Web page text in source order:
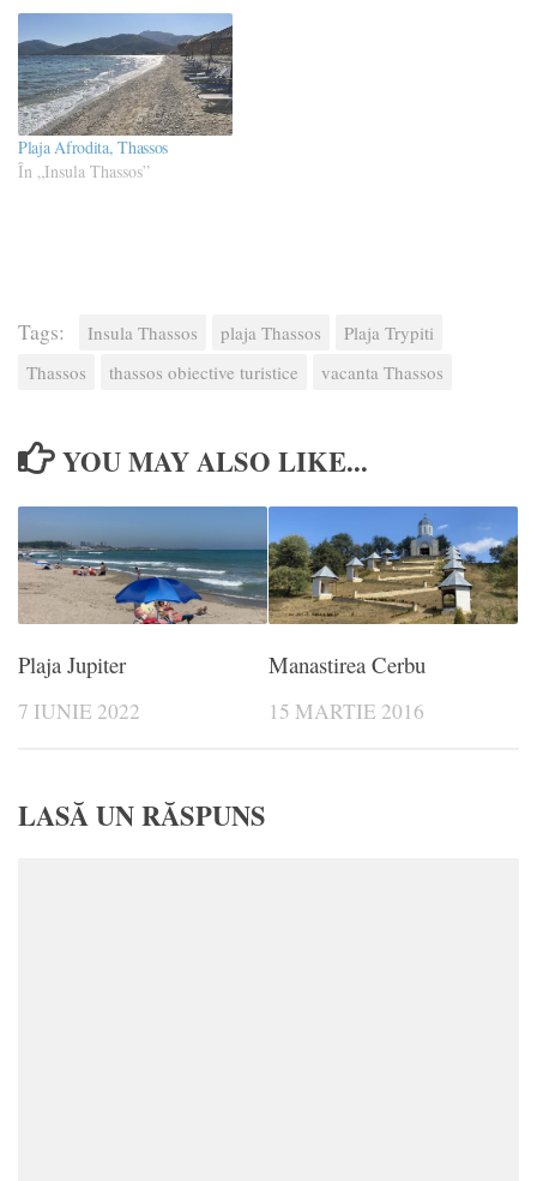
Plaja Afrodita, Thassos
În „Insula Thassos”
Tags: Insula Thassos plaja Thassos
Plaja Trypiti
Thassos
thassos obiective turistice vacanta Thassos
YOU MAY ALSO LIKE...
Plaja Jupiter
7 IUNIE 2022
Manastirea Cerbu
15 MARTIE 2016
LASĂ UN RĂSPUNS